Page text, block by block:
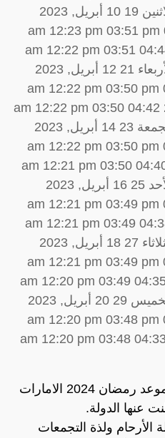
pm 06:40 pm 08:10 pm الاثنين 19 10 أبريل, 2023
04:45 am 12:23 pm 03:51
الثلاثاء 20 11 أبريل, 2023 04:44 am 12:22 pm 03:51
pm 06:41 pm 08:11 pm الأربعاء 21 12 أبريل, 2023
04:43 am 12:22 pm 03:50
الخميس 22 13 أبريل, 2023 04:42 am 12:22 pm 03:50
pm 06:42 pm 08:12 pm الجمعة 23 14 أبريل, 2023
04:41 am 12:22 pm 03:50
السبت 24 15 أبريل, 2023 04:40 am 12:21 pm 03:50
pm 06:43 pm 08:13 pm الأحد 25 16 أبريل, 2023
04:39 am 12:21 pm 03:49
الاثنين 26 17 أبريل, 2023 04:38 am 12:21 pm 03:49
pm 06:44 pm 08:14 pm الثلاثاء 27 18 أبريل, 2023
04:36 am 12:21 pm 03:49
الأربعاء 28 19 أبريل, 2023 04:35 am 12:20 pm 03:49
pm 06:45 pm 08:15 pm الخميس 29 20 أبريل, 2023
04:34 am 12:20 pm 03:48
الجمعة 30 21 أبريل, 2023 04:33 am 12:20 pm 03:48
بعد أن تم الإعلان عن موعد رمضان 2024 الامارات
عنها الدولة.
الأرحام ولذة التجمعات